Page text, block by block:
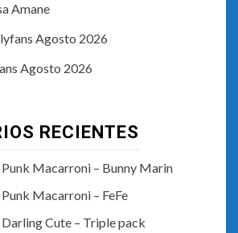
Amane
Agosto 2026
Agosto 2026
RECIENTES
Punk Macarroni – Bunny Marin
Punk Macarroni – FeFe
Darling Cute – Triple pack